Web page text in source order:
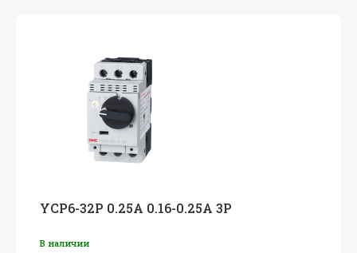
YCP6-32P 0.25A 0.16-0.25A 3P
В наличии